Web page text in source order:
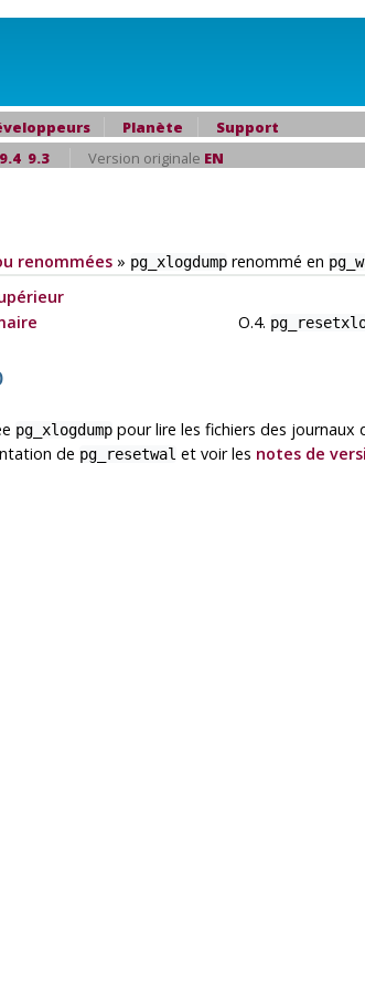
Planète
Support
9.4 9.3 Version originale EN
renommées » pg_xlogdump renommé en
O.4.
pg_xlogdump pour lire les fichiers des journaux
de pg_resetwal et voir les notes de